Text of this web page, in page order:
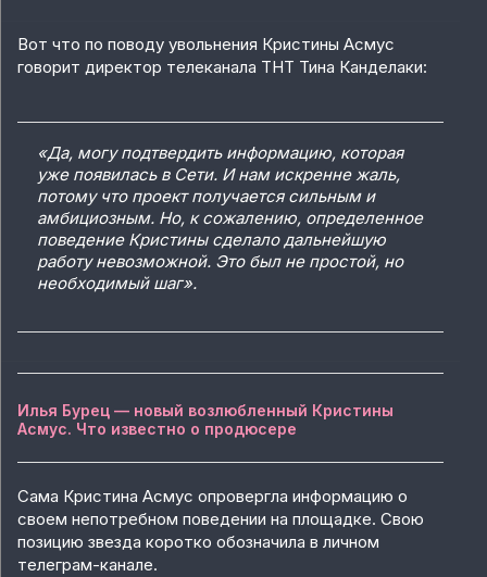
Вот что по поводу увольнения Кристины Асмус
говорит директор телеканала ТНТ Тина Канделаки:
«Да, могу подтвердить информацию, которая
уже появилась в Сети. И нам искренне жаль,
потому что проект получается сильным и
амбициозным. Но, к сожалению, определенное
поведение Кристины сделало дальнейшую
работу невозможной. Это был не простой, но
необходимый шаг».
Илья Бурец — новый возлюбленный Кристины
Асмус. Что известно о продюсере
Сама Кристина Асмус опровергла информацию о
своем непотребном поведении на площадке. Свою
позицию звезда коротко обозначила в личном
телеграм-канале.